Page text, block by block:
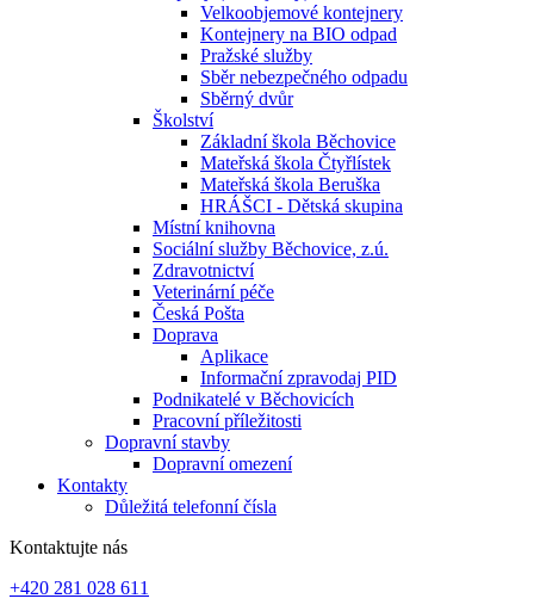
Velkoobjemové kontejnery
Kontejnery na BIO odpad
Pražské služby
Sběr nebezpečného odpadu
Sběrný dvůr
Školství
Základní škola Běchovice
Mateřská škola Čtyřlístek
Mateřská škola Beruška
HRÁŠCI - Dětská skupina
Místní knihovna
Sociální služby Běchovice, z.ú.
Zdravotnictví
Veterinární péče
Česká Pošta
Doprava
Aplikace
Informační zpravodaj PID
Podnikatelé v Běchovicích
Pracovní příležitosti
Dopravní stavby
Dopravní omezení
Kontakty
Důležitá telefonní čísla
Kontaktujte nás
+420 281 028 611